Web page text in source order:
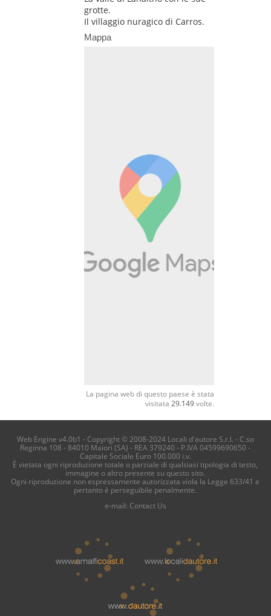
grotte.
Il villaggio nuragico di Carros.
Mappa
La pagina web di questo paese è stata
visitata 29.149volte.
Web Engine v4.0b1 - Copyright © 2008-2024 Locali d'autore S.r.l. - C.so
Reginna 108 - 84010 Maiori (SA) - REA 379240 - P.IVA 04599690650 -
Capitale Sociale Euro 100.000 i.v.
È vietata ogni riproduzione totale o parziale di qualsiasi tipologia di testo,
immagine o altro presente su questo sito.
Ogni riproduzione non espressamente autorizzata viola la Legge 633/41 e
pertanto è perseguibile penalmente.
e-mail: Contact Us